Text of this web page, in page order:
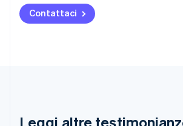
Contattaci
Leggi altre
Austria
DeutschEnglish
English Français